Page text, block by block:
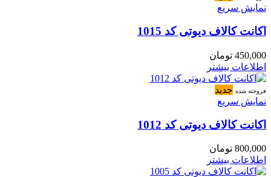
نمایش سریع
اکانت کالاف دیوتی کد 1015
450,000 تومان
اطلاعات بیشتر
فروخته شده جدید
نمایش سریع
اکانت کالاف دیوتی کد 1012
800,000 تومان
اطلاعات بیشتر